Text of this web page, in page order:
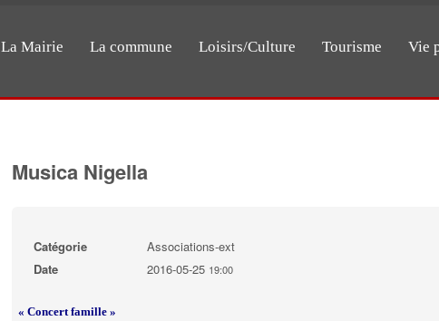
La Mairie La commune Loisirs/Culture Tourisme Vie
Musica Nigella
Catégorie
Associations-ext
Date
2016-05-25 19:00
« Concert famille »